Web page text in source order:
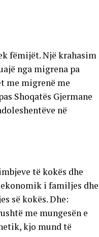
fëmijët. Një krahasim
nga migrena pa
me migrenë me
Shoqatës Gjermane
në
të kokës dhe
i familjes dhe
së kokës. Dhe:
me mungesën e
kjo mund të